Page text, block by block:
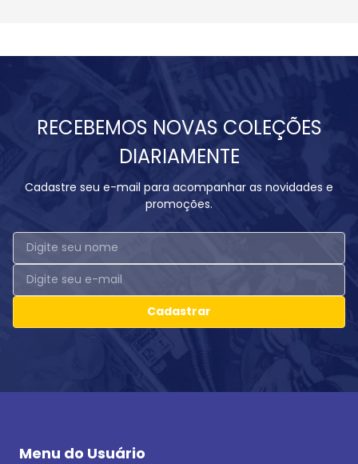
RECEBEMOS NOVAS COLEÇÕES
DIARIAMENTE
Cadastre seu e-mail para acompanhar as novidades e
promoções.
Cadastrar
Menu do Usuário